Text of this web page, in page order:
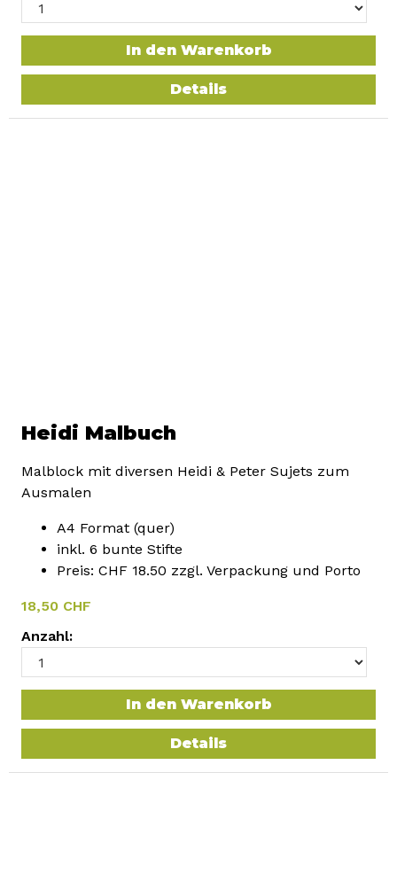
In den Warenkorb
Details
Heidi Malbuch
Malblock mit diversen Heidi & Peter Sujets zum
Ausmalen
A4 Format (quer)
inkl. 6 bunte Stifte
Preis: CHF 18.50 zzgl. Verpackung und Porto
18,50 CHF
Anzahl:
In den Warenkorb
Details